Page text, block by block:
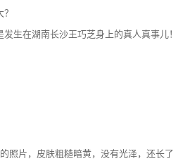
生在湖南长沙王巧芝身上的真人真事儿！
照片，皮肤粗糙暗黄，没有光泽，还长了